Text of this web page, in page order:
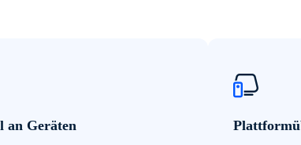
an Geräten